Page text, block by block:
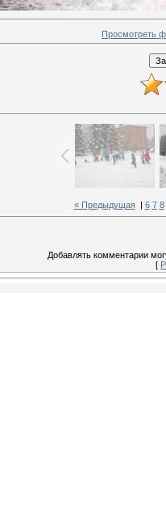
Просмотреть
« Предыдущая| 6 7 8
Добавлять комментарии
[